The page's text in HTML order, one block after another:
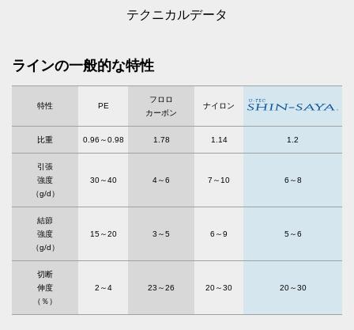
テクニカルデータ
ラインの一般的な特性
特性 PE
フロロ
カーボン
ナイロン
比重 0.96～0.98 1.78 1.14 1.2
引張
強度
（g/d）
30～40 4～6 7～10 6～8
結節
強度
（g/d）
15～20 3～5 6～9 5～6
切断
伸度
（％）
2～4 23～26 20～30 20～30